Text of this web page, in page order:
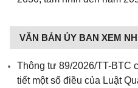
VĂN BẢN ỦY BAN XEM
Thông tư 89/2026/TT-BTC
tiết một số điều của Luật